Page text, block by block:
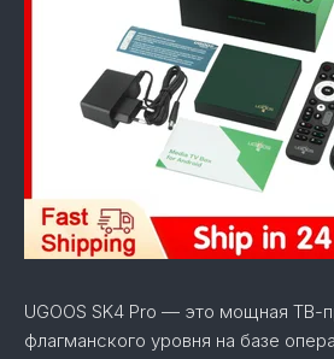
UGOOS SK4 Pro — это мощная ТВ-
флагманского уровня на базе